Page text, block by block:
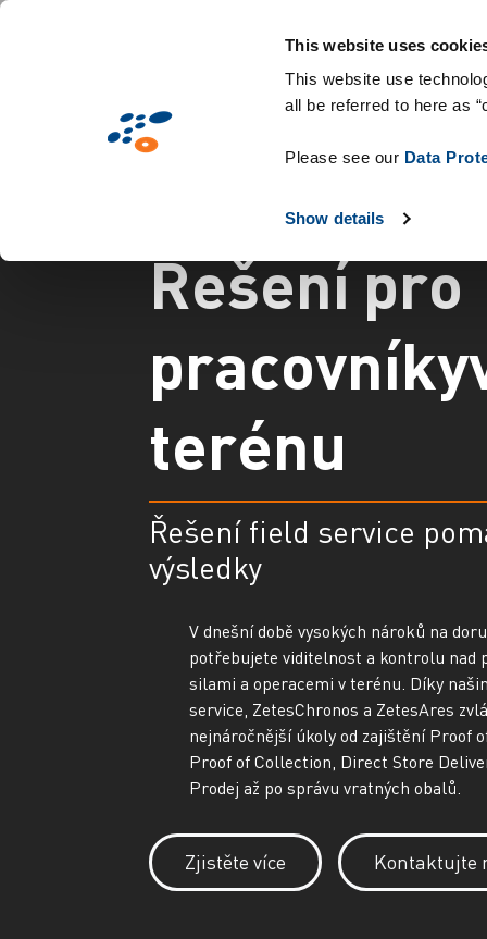
This website uses
This website use
all be referred to here as
Please see our Data
Show details
Přejít
Oborová řešení
Řešenípro
pracovníky
terénu
Řešení field service
výsledky
V dnešní době vysokých nároků na
potřebujete viditelnost a kontrolu nad
silami a operacemi v terénu. Díky
service, ZetesChronos a ZetesAres
nejnáročnější úkoly od zajištění Proof
Proof of Collection, Direct Store
Prodej až po správu vratných obalů.
Zjistěte více Kontaktujte